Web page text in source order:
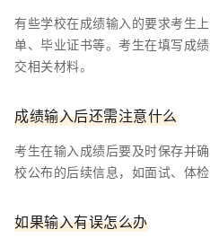
有些学校在成绩输入的要求考生
单、毕业证书等。考生在填写成
交相关材料。
成绩输入后还需注意什么
考生在输入成绩后要及时保存并
校公布的后续信息，如面试、体
如果输入有误怎么办